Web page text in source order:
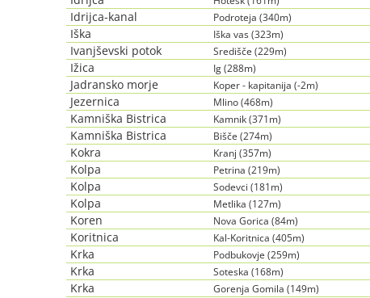
Idrijca-kanal
Podroteja (340m)
Iška
Iška vas (323m)
Ivanjševski potok
Središče (229m)
Ižica
Ig (288m)
Jadransko morje
Koper - kapitanija (-2m)
Jezernica
Mlino (468m)
Kamniška Bistrica
Kamnik (371m)
Kamniška Bistrica
Bišče (274m)
Kokra
Kranj (357m)
Kolpa
Petrina (219m)
Kolpa
Sodevci (181m)
Kolpa
Metlika (127m)
Koren
Nova Gorica (84m)
Koritnica
Kal-Koritnica (405m)
Krka
Podbukovje (259m)
Krka
Soteska (168m)
Krka
Gorenja Gomila (149m)